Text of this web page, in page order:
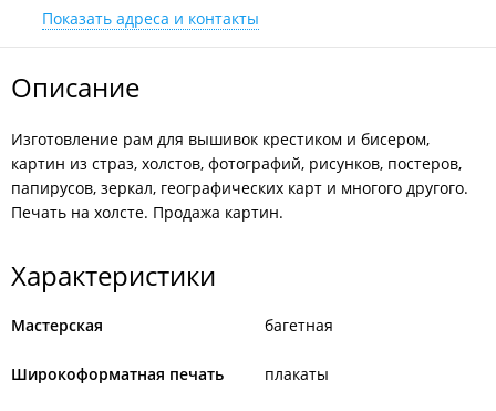
Показать адреса и контакты
Описание
Изготовление рам для вышивок крестиком и бисером,
картин из страз, холстов, фотографий, рисунков, постеров,
папирусов, зеркал, географических карт и многого другого.
Печать на холсте. Продажа картин.
Характеристики
Мастерская багетная
Широкоформатная печать плакаты